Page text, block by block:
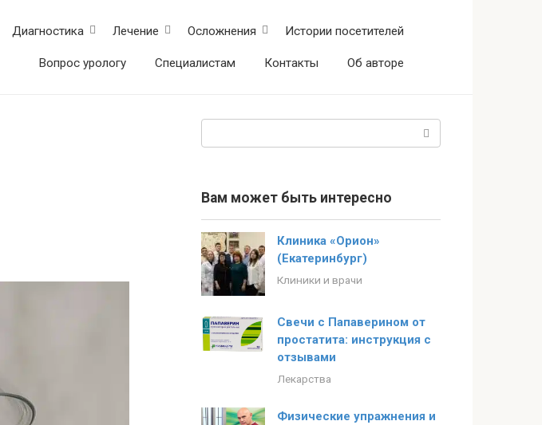
Диагностика Лечение Осложнения Истории посетителей
Вопрос урологу Специалистам Контакты Об авторе
Вам может быть интересно
Клиника «Орион»
(Екатеринбург)
Клиники и врачи
Свечи с Папаверином от
простатита: инструкция с
отзывами
Лекарства
Физические упражнения и